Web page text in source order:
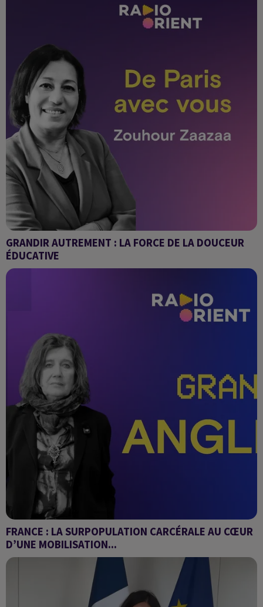
GRANDIR AUTREMENT : LA FORCE DE LA DOUCEUR
ÉDUCATIVE
En famille
FRANCE : LA SURPOPULATION CARCÉRALE AU CŒUR
D’UNE MOBILISATION...
Grand Angle